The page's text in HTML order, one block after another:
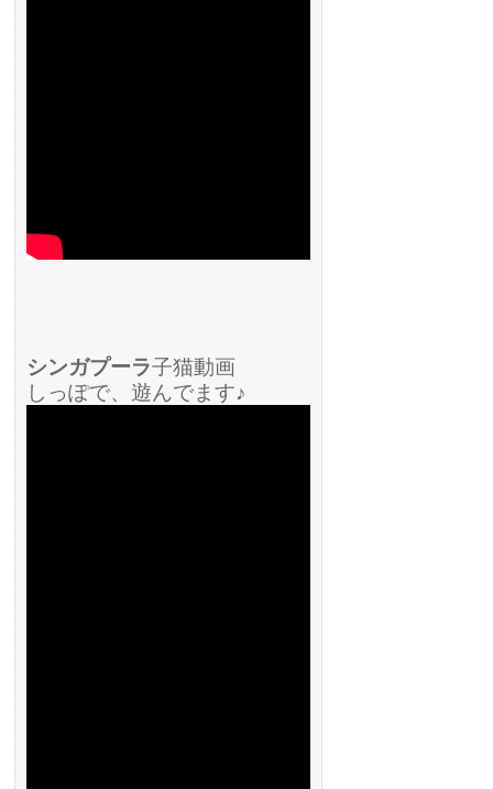
シンガプーラ子猫動画
しっぽで、遊んでます♪